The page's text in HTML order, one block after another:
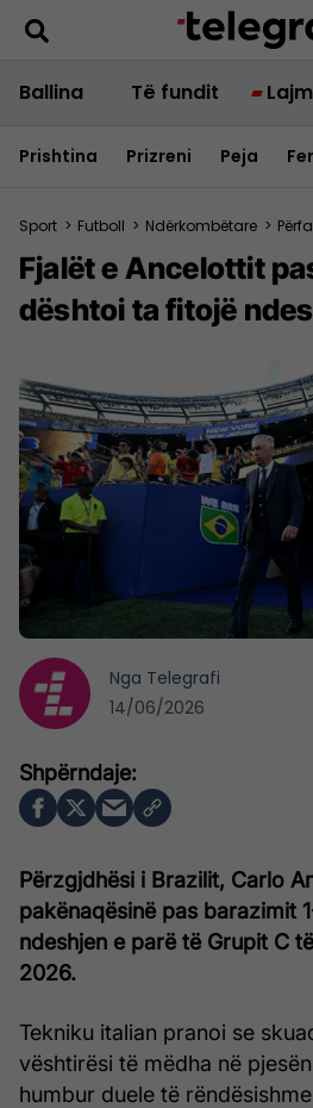
Ballina Të fundit
Prishtina Prizreni Peja
Sport > Futboll > Ndërkombëtare >
Fjalët e Ancelottit
dështoi ta fitojë
Përzgjdhësi i Brazilit, Carlo
pakënaqësinë pas barazimit
ndeshjen e parë të Grupit C
2026.
Tekniku italian pranoi se
vështirësi të mëdha në
humbur duele të
Nga Telegrafi
14/06/2026